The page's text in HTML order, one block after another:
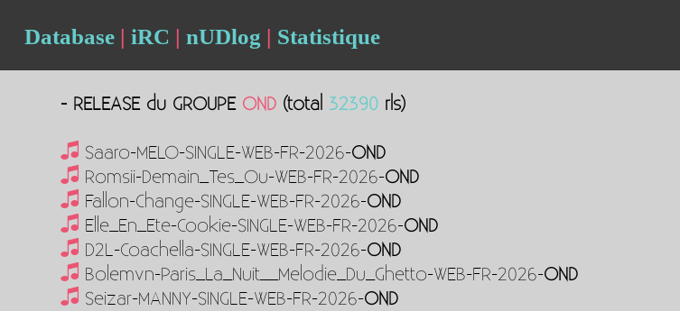
Database | iRC | nUDlog | Statistique
- RELEASE du GROUPE OND (total 32390 rls)
Saaro-MELO-SINGLE-WEB-FR-2026-OND
Romsii-Demain_Tes_Ou-WEB-FR-2026-OND
Fallon-Change-SINGLE-WEB-FR-2026-OND
Elle_En_Ete-Cookie-SINGLE-WEB-FR-2026-OND
D2L-Coachella-SINGLE-WEB-FR-2026-OND
Bolemvn-Paris_La_Nuit__Melodie_Du_Ghetto-WEB-FR-2026-OND
Seizar-MANNY-SINGLE-WEB-FR-2026-OND